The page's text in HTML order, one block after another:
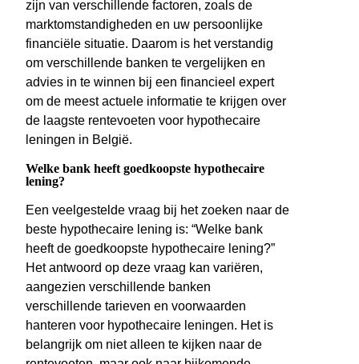
zijn van verschillende factoren, zoals de
marktomstandigheden en uw persoonlijke
financiële situatie. Daarom is het verstandig
om verschillende banken te vergelijken en
advies in te winnen bij een financieel expert
om de meest actuele informatie te krijgen over
de laagste rentevoeten voor hypothecaire
leningen in België.
Welke bank heeft goedkoopste hypothecaire
lening?
Een veelgestelde vraag bij het zoeken naar de
beste hypothecaire lening is: “Welke bank
heeft de goedkoopste hypothecaire lening?”
Het antwoord op deze vraag kan variëren,
aangezien verschillende banken
verschillende tarieven en voorwaarden
hanteren voor hypothecaire leningen. Het is
belangrijk om niet alleen te kijken naar de